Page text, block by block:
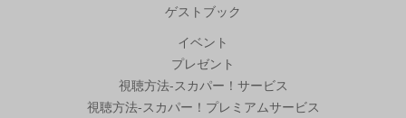
ゲストブック
イベント
プレゼント
視聴方法-スカパー！サービス
視聴方法-スカパー！プレミアムサービス